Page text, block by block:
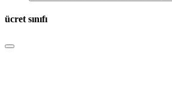
ücret sınıfı